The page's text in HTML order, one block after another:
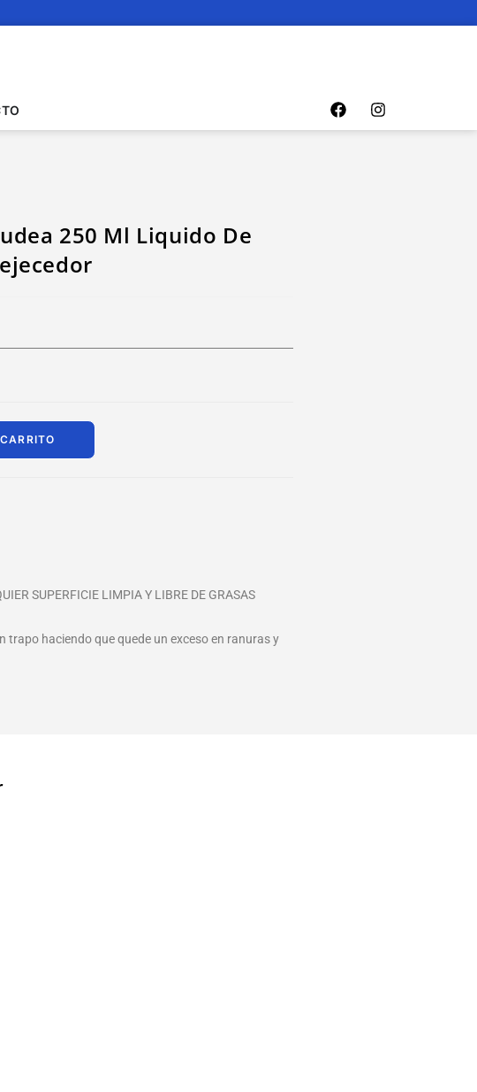
250 Ml Liquido De
SUPERFICIE LIMPIA Y LIBRE DE GRASAS
trapo haciendo que quede un exceso en ranuras y